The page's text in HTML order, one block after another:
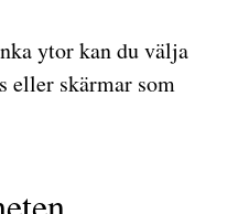
ytor kan du välja
eller skärmar som